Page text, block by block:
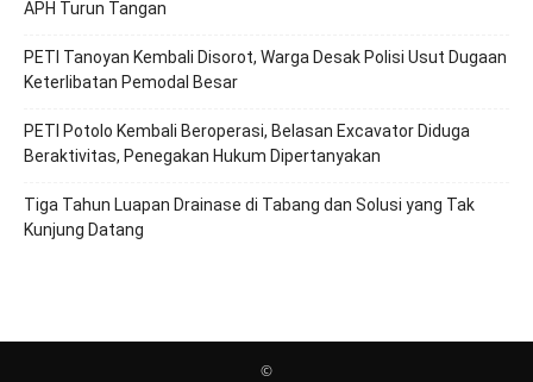
APH Turun Tangan
PETI Tanoyan Kembali Disorot, Warga Desak Polisi Usut Dugaan
Keterlibatan Pemodal Besar
PETI Potolo Kembali Beroperasi, Belasan Excavator Diduga
Beraktivitas, Penegakan Hukum Dipertanyakan
Tiga Tahun Luapan Drainase di Tabang dan Solusi yang Tak
Kunjung Datang
©